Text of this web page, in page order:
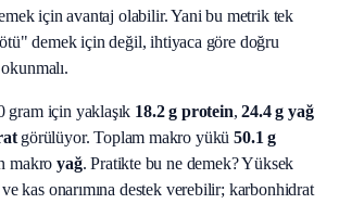
için avantaj olabilir. Yani bu metrik tek
demek için değil, ihtiyaca göre doğru
gram için yaklaşık 18.2g protein, 24.4g yağ
görülüyor. Toplam makro yükü50.1 g
makro yağ. Pratikte bu ne demek? Yüksek
kas onarımına destek verebilir; karbonhidrat